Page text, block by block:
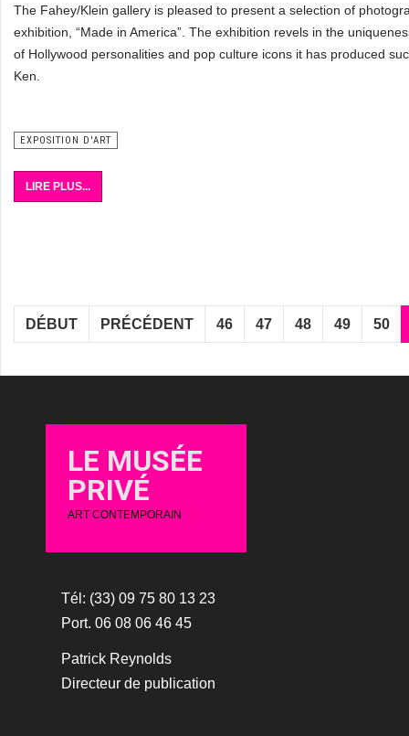
The Fahey/Klein gallery is pleased to present a selection of
exhibition, “Made in America”. The exhibition revels in the
of Hollywood personalities and pop culture icons it has produced
Ken.
EXPOSITION D'ART
LIRE PLUS...
DÉBUT PRÉCÉDENT 46 47 48 49 50
LE MUSÉE
PRIVÉ
ART CONTEMPORAIN
Tél: (33) 09 75 80 13 23
Port. 06 08 06 46 45
Patrick Reynolds
Directeur de publication